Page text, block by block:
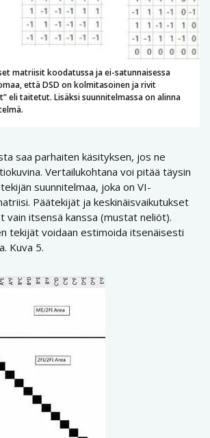
matriisit koodatussa ja ei-satunnaisessa
että DSD on kolmitasoinen ja rivit
eli taitetut. Lisäksi suunnitelmassa on alinna
saa parhaiten käsityksen, jos ne
Vertailukohtana voi pitää täysin
suunnitelmaa, joka on VI-
Päätekijät ja keskinäisvaikutukset
vain itsensä kanssa (mustat neliöt).
tekijät voidaan estimoida itsenäisesti
Kuva 5.